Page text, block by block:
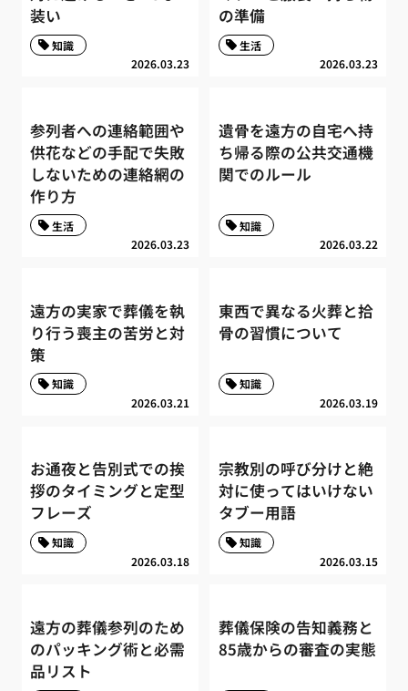
装い
2026.03.23
知識
の準備
2026.03.23
生活
参列者への連絡範囲や
供花などの手配で失敗
しないための連絡網の
作り方
2026.03.23
生活
遺骨を遠方の自宅へ持
ち帰る際の公共交通機
関でのルール
2026.03.22
知識
遠方の実家で葬儀を執
り行う喪主の苦労と対
策
2026.03.21
知識
東西で異なる火葬と拾
骨の習慣について
2026.03.19
知識
お通夜と告別式での挨
拶のタイミングと定型
フレーズ
2026.03.18
知識
宗教別の呼び分けと絶
対に使ってはいけない
タブー用語
2026.03.15
知識
遠方の葬儀参列のため
のパッキング術と必需
品リスト
葬儀保険の告知義務と
85歳からの審査の実態